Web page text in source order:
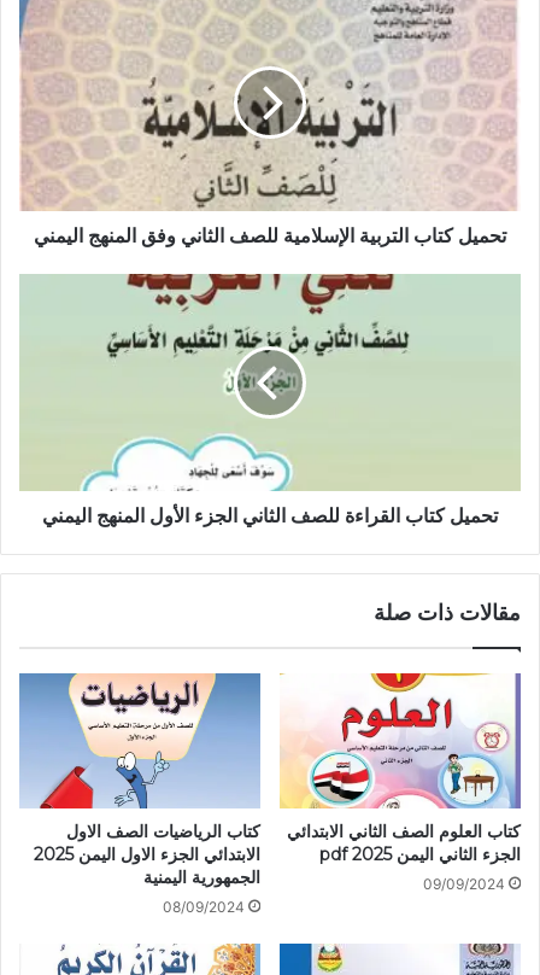
تحميل كتاب التربية الإسلامية للصف الثاني وفق المنهج اليمني
تحميل كتاب القراءة للصف الثاني الجزء الأول المنهج اليمني
مقالات ذات صلة
كتاب العلوم الصف الثاني الابتدائي
الجزء الثاني اليمن 2025 pdf
09/09/2024
كتاب الرياضيات الصف الاول
الابتدائي الجزء الاول اليمن 2025
الجمهورية اليمنية
08/09/2024